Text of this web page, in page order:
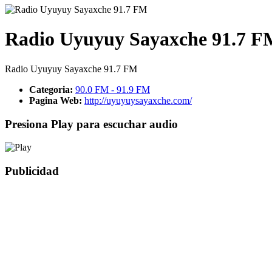
Radio Uyuyuy Sayaxche 91.7
Radio Uyuyuy Sayaxche 91.7 FM
Categoria: 90.0 FM - 91.9 FM
Pagina Web: http://uyuyuysayaxche.com/
Presiona Play para escuchar audio
Publicidad